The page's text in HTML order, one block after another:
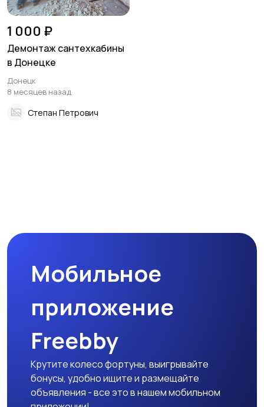
1 000 ₽
Демонтаж сантехкабины
в Донецке
Донецк
8 месяцев назад
Степан Петрович
Мобильное
приложение
Freebby
Крутите колесо фортуны, выигрывайте
бонусы, удобно ищите и размещайте
объявления - все это в нашем мобильном